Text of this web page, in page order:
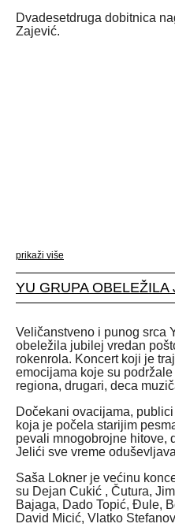
Dvadesetdruga dobitnica
Zajević.
prikaži više
YU GRUPA
Veličanstveno i punog srca
obeležila jubilej vredan
rokenrola. Koncert koji je
emocijama koje su
regiona, drugari, deca
Dočekani ovacijama,
koja je počela starijim
pevali mnogobrojne hitove,
Jelići sve vreme
Saša Lokner je većinu
su Dejan Cukić , Čutura,
Bajaga, Dado Topić, Đule,
David Micić, Vlatko